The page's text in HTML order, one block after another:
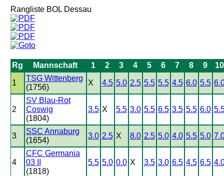
Rangliste BOL Dessau
Rg Mannschaft 1 2 3 4 5 6 7 8 9 10
1
TSG Wittenberg
(1756)
X 4.5 5.0 2.5 5.5 5.5 4.5 6.0 5.5
2
SV Blau-Rot
Coswig
(1804)
3.5 X 5.5 3.0 5.5 6.5 3.5 5.5 6.0
3
SSC Annaburg
(1654)
3.0 2.5 X 8.0 2.5 5.0 4.0 5.5 5.0
4
CFC Germania
03 II
(1818)
5.5 5.0 0.0 X 3.5 3.0 6.5 4.5 6.5